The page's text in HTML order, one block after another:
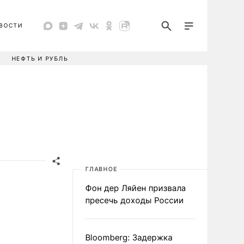
НЕФТЬ И РУБЛЬ
ГЛАВНОЕ
Фон дер Ляйен призвала
пресечь доходы России
Bloomberg: Задержка